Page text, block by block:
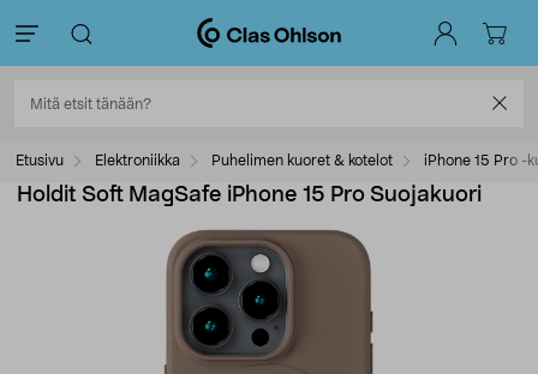
Etusivu Elektroniikka Puhelimen kuoret & kotelot iPhone 15 Pro -
Holdit Soft MagSafe iPhone 15 Pro Suojakuori